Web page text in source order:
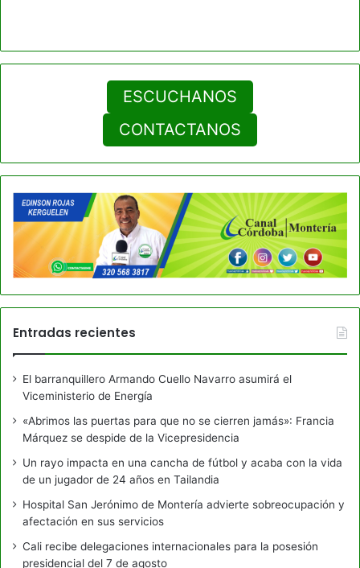
ESCUCHANOS
CONTACTANOS
Entradas recientes
El barranquillero Armando Cuello Navarro asumirá el
Viceministerio de Energía
«Abrimos las puertas para que no se cierren jamás»: Francia
Márquez se despide de la Vicepresidencia
Un rayo impacta en una cancha de fútbol y acaba con la vida
de un jugador de 24 años en Tailandia
Hospital San Jerónimo de Montería advierte sobreocupación y
afectación en sus servicios
Cali recibe delegaciones internacionales para la posesión
presidencial del 7 de agosto